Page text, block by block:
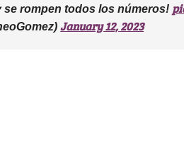
se rompen todos los números!
January 12, 2023